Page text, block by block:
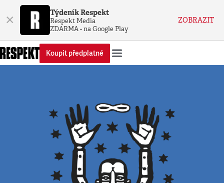
× Týdeník Respekt
Respekt Media
ZDARMA - na Google Play
ZOBRAZIT
Koupit předplatné